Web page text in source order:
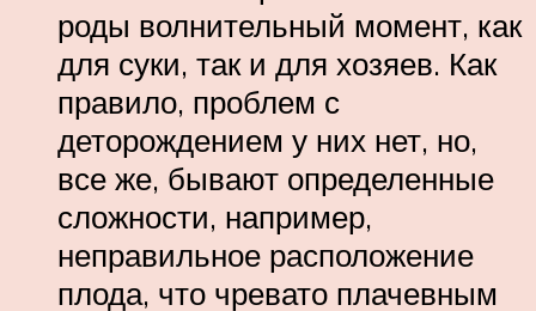
роды волнительный момент, как
для суки, так и для хозяев. Как
правило, проблем с
деторождением у них нет, но,
все же, бывают определенные
сложности, например,
неправильное расположение
плода, что чревато плачевным